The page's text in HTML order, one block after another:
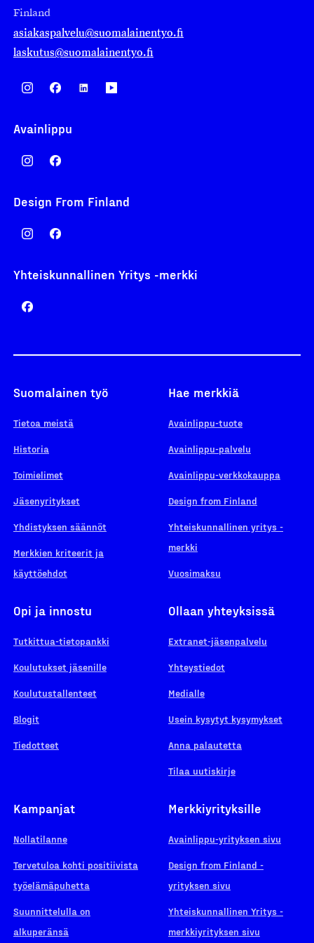
Finland
asiakaspalvelu@suomalainentyo.fi
laskutus@suomalainentyo.fi
Avainlippu
Design From Finland
Yhteiskunnallinen Yritys -merkki
Suomalainen työ
Tietoa meistä
Historia
Toimielimet
Jäsenyritykset
Yhdistyksen säännöt
Merkkien kriteerit ja
käyttöehdot
Hae merkkiä
Avainlippu-tuote
Avainlippu-palvelu
Avainlippu-verkkokauppa
Design from Finland
Yhteiskunnallinen yritys -
merkki
Vuosimaksu
Opi ja innostu
Tutkittua-tietopankki
Koulutukset jäsenille
Koulutustallenteet
Blogit
Tiedotteet
Ollaan yhteyksissä
Extranet-jäsenpalvelu
Yhteystiedot
Medialle
Usein kysytyt kysymykset
Anna palautetta
Tilaa uutiskirje
Kampanjat
Nollatilanne
Tervetuloa kohti positiivista
työelämäpuhetta
Suunnittelulla on
alkuperänsä
Merkkiyrityksille
Avainlippu-yrityksen sivu
Design from Finland -
yrityksen sivu
Yhteiskunnallinen Yritys -
merkkiyrityksen sivu